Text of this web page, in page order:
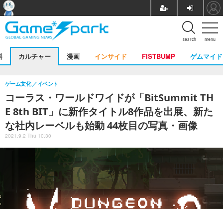
menu
search
カルチャー 漫画 インサイド FISTBUMP ゲムマイド
コーラス・ワールドワイドが「BitSummit TH
E 8th BIT」に新作タイトル8作品を出展、新た
な社内レーベルも始動 44枚目の写真・画像
ゲーム文化 イベント
2021.9.2 Thu 10:30